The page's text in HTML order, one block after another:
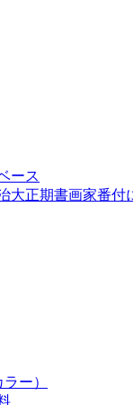
ース
大正期書画家番付
ー）